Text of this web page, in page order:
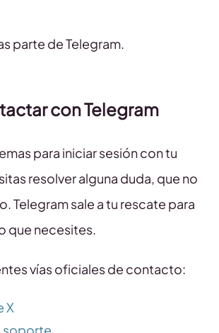
parte de Telegram.
con Telegram
para iniciar sesión con tu
resolver alguna duda, que no
Telegram sale a tu rescate para
que necesites.
vías oficiales de contacto:
X